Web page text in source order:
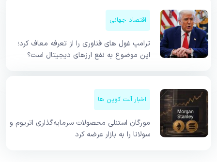
اقتصاد جهانی
ترامپ غول های فناوری را از تعرفه معاف کرد؛
این موضوع به نفع ارزهای دیجیتال است؟
اخبار آلت کوین ها
مورگان استنلی محصولات سرمایه‌گذاری اتریوم و
سولانا را به بازار عرضه کرد